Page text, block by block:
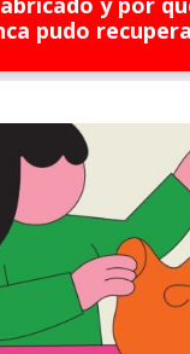
pudo